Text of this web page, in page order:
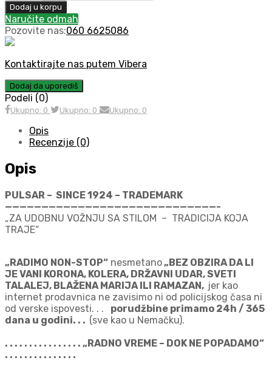
Dodaj u korpu
Naručite odmah
Pozovite nas:060 6625086
Kontaktirajte nas putem Vibera
Dodaj da uporediš
Podeli (0)
Ukupno: 0 Ukupno: 0 Ukupno: 0
Opis
Recenzije (0)
Opis
PULSAR – SINCE 1924 – TRADEMARK
—————————————————————————————-
„ZA UDOBNU VOŽNJU SA STILOM – TRADICIJA KOJA
TRAJE“
„RADIMO NON-STOP“ nesmetano „BEZ OBZIRA DA LI
JE VANI KORONA, KOLERA, DRŽAVNI UDAR, SVETI
TALALEJ, BLAŽENA MARIJA ILI RAMAZAN, jer kao
internet prodavnica ne zavisimo ni od policijskog časa ni
od verske ispovesti. . .
porudžbine primamo 24h / 365
dana u godini. . . (sve kao u Nemačku).
. . . . . . . . . . . . . . . . „RADNO VREME – DOK NE POPADAMO“
. . . . . . . . . . . . . . .